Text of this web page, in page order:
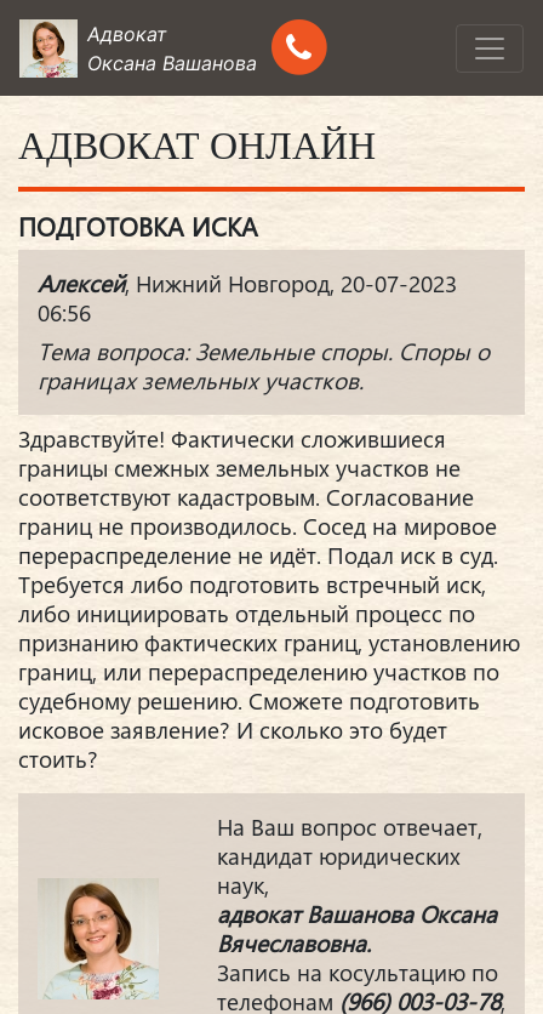
Адвокат
Оксана Вашанова
АДВОКАТ ОНЛАЙН
ПОДГОТОВКА ИСКА
Алексей, Нижний Новгород, 20-07-2023
06:56
Тема вопроса: Земельные споры. Споры о
границах земельных участков.
Здравствуйте! Фактически сложившиеся
границы смежных земельных участков не
соответствуют кадастровым. Согласование
границ не производилось. Сосед на мировое
перераспределение не идёт. Подал иск в суд.
Требуется либо подготовить встречный иск,
либо инициировать отдельный процесс по
признанию фактических границ, установлению
границ, или перераспределению участков по
судебному решению. Сможете подготовить
исковое заявление? И сколько это будет
стоить?
На Ваш вопрос отвечает,
кандидат юридических
наук,
адвокат Вашанова Оксана
Вячеславовна.
Запись на косультацию по
телефонам (966) 003-03-78,